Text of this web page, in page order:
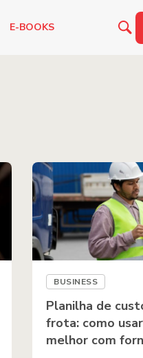
E-BOOKS
BUSINESS
Planilha de
frota: como
melhor com